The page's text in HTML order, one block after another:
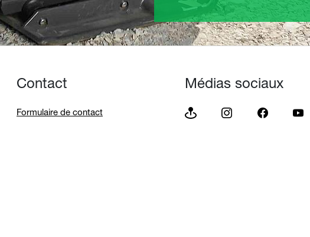
Contact
Formulaire de contact
Médias sociaux